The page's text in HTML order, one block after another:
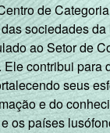
de
sociedades
ao Setor de
contribui para
seus
e do
os países